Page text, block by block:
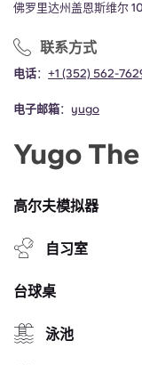
佛罗里达州盖恩斯维尔
联系方式
电话： +1 (352) 562-
电子邮箱： yugo
Yugo
高尔夫模拟器
自习室
台球桌
泳池